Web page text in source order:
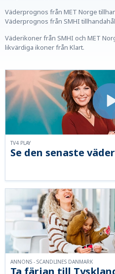
Väderprognos från MET Norge
Väderprognos från SMHI
Väderikoner från SMHI och MET
likvärdiga ikoner från Klart.
Se den senaste
TV4 PLAY
ANNONS - SCANDLINES DANMARK